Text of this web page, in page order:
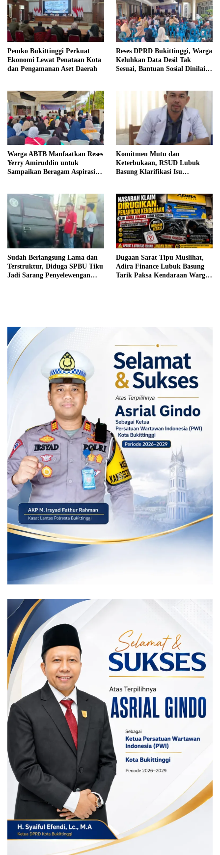
Pemko Bukittinggi Perkuat
Ekonomi Lewat Penataan Kota
dan Pengamanan Aset Daerah
Reses DPRD Bukittinggi, Warga
Keluhkan Data Desil Tak
Sesuai, Bantuan Sosial Dinilai
Warga ABTB Manfaatkan Reses
Yerry Amiruddin untuk
Sampaikan Beragam Aspirasi
Komitmen Mutu dan
Keterbukaan, RSUD Lubuk
Basung Klarifikasi Isu
Sudah Berlangsung Lama dan
Terstruktur, Diduga SPBU Tiku
Jadi Sarang Penyelewengan
Dugaan Sarat Tipu Muslihat,
Adira Finance Lubuk Basung
Tarik Paksa Kendaraan Warga